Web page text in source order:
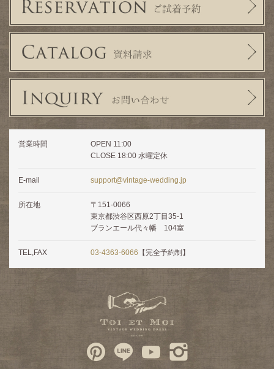
営業時間
OPEN 11:00
CLOSE 18:00 水曜定休
E-mail support@vintage-wedding.jp
所在地
〒151-0066
東京都渋谷区西原2丁目35-1
ブランエール代々幡 104室
TEL,FAX 03-4363-6066 【完全予約制】